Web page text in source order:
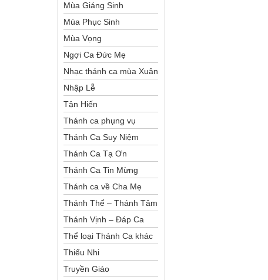
Mùa Giáng Sinh
Mùa Phục Sinh
Mùa Vọng
Ngợi Ca Đức Mẹ
Nhạc thánh ca mùa Xuân
Nhập Lễ
Tận Hiến
Thánh ca phụng vụ
Thánh Ca Suy Niệm
Thánh Ca Tạ Ơn
Thánh Ca Tin Mừng
Thánh ca về Cha Mẹ
Thánh Thể – Thánh Tâm
Thánh Vịnh – Đáp Ca
Thể loại Thánh Ca khác
Thiếu Nhi
Truyền Giáo